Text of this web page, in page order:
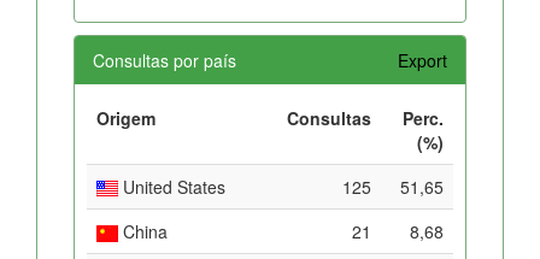
Consultas por país Export
Origem Consultas
Perc.
(%)
United States
125
51,65
China
21
8,68